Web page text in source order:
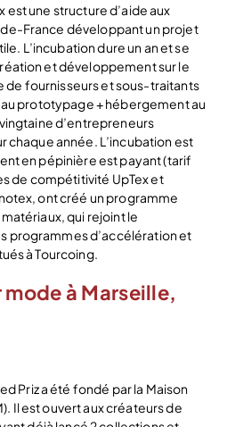
est une structure d’aide aux
France développant un projet
L’incubation dure un an et se
et développement sur le
de fournisseurs et sous-traitants
prototypage + hébergement au
d’entrepreneurs
chaque année. L’incubation est
en pépinière est payant (tarif
de compétitivité UpTex et
ont créé un programme
qui rejoint le
programmes d’accélération et
à Tourcoing.
à Marseille,
Priz a été fondé par la Maison
Il est ouvert aux créateurs de